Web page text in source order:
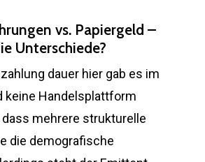
vs. Papiergeld –
Unterschiede?
dauer hier gab es im
keine Handelsplattform
dass mehrere strukturelle
die demografische